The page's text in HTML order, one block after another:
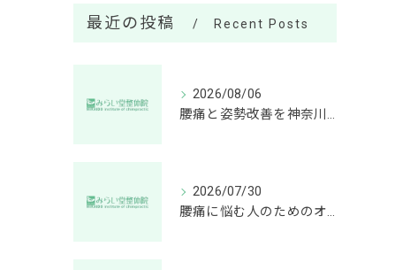
最近の投稿 Recent Posts
2026/08/06
腰痛と姿勢改善を神奈川県秦野市幸町で叶える通いやすいケア選びのポイント
2026/07/30
腰痛に悩む人のためのオフィスチェア選び徹底ガイド